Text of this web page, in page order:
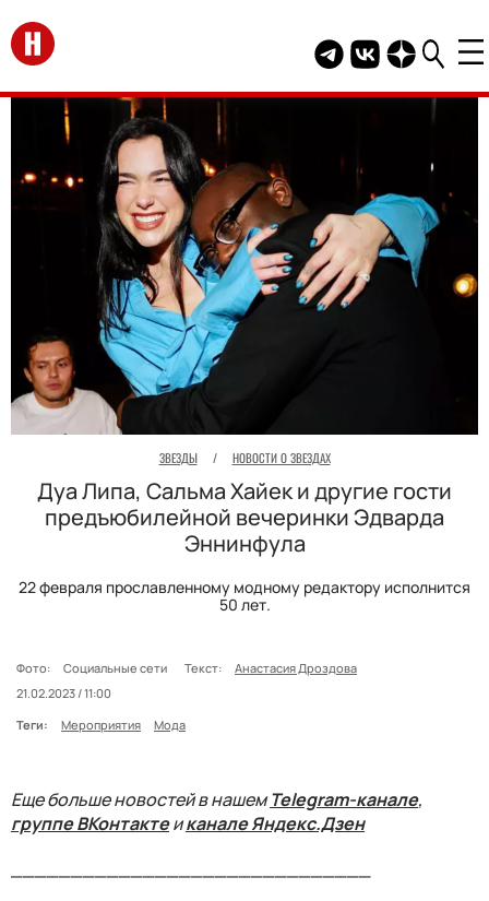
Перейти на главную
Telegram канал
Группа HELLO
Канал
ЗВЕЗДЫ / НОВОСТИ О ЗВЕЗДАХ
Дуа Липа, Сальма Хайек и другие гости
предъюбилейной вечеринки Эдварда
Эннинфула
22 февраля прославленному модному редактору исполнится
50 лет.
Фото: Социальные сети Текст:
Анастасия Дроздова
21.02.2023 / 11:00
Теги:
Мероприятия Мода
Еще больше новостей в нашемTelegram-канале,
группе ВКонтактеиканале Яндекс.Дзен